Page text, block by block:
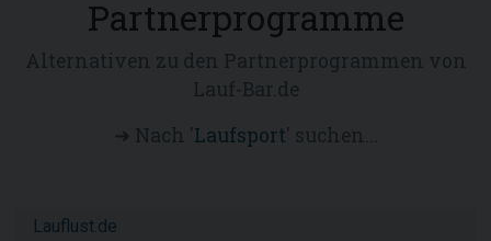
Partnerprogramme
Laufsport
Lauflust.de